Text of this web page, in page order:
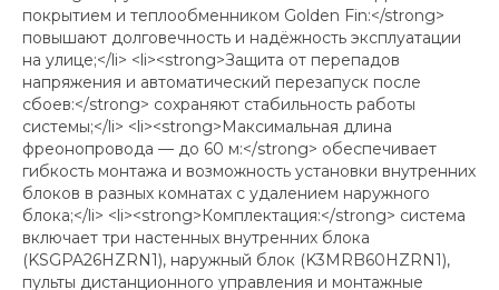
покрытием и теплообменником Golden Fin:</strong>
повышают долговечность и надёжность эксплуатации
на улице;</li> <li><strong>Защита от перепадов
напряжения и автоматический перезапуск после
сбоев:</strong> сохраняют стабильность работы
системы;</li> <li><strong>Максимальная длина
фреонопровода — до 60 м:</strong> обеспечивает
гибкость монтажа и возможность установки внутренних
блоков в разных комнатах с удалением наружного
блока;</li> <li><strong>Комплектация:</strong> система
включает три настенных внутренних блока
(KSGPA26HZRN1), наружный блок (K3MRB60HZRN1),
пульты дистанционного управления и монтажные